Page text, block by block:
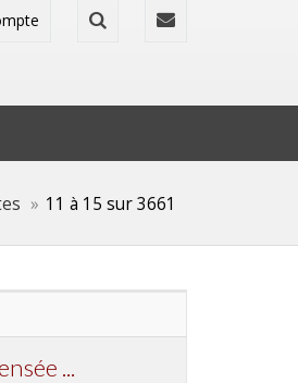
11 à 15 sur 3661
...